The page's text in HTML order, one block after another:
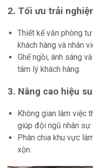
2. Tối ưu trải
Thiết kế văn phòng
khách hàng và nhân
Ghế ngồi, ánh sáng
tâm lý khách hàng.
3. Nâng cao hiệu
Không gian làm việc
giúp đội ngũ nhân sự
Phân chia khu vực
xộn.